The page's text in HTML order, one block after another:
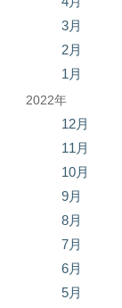
3月
2月
1月
2022年
12月
11月
10月
9月
8月
7月
6月
5月